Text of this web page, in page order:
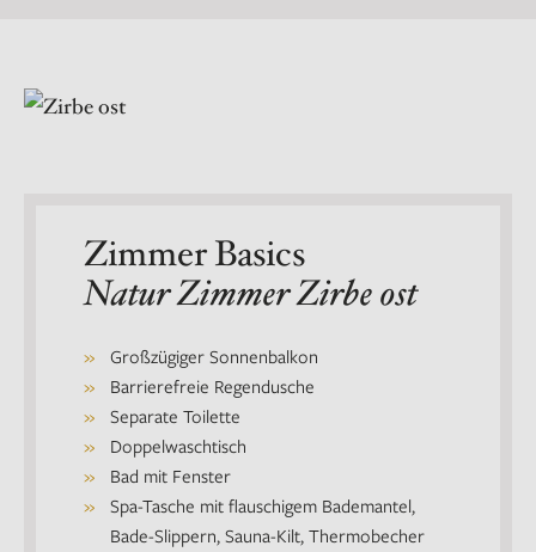
Zimmer Basics
Natur Zimmer Zirbe ost
Großzügiger Sonnenbalkon
Barrierefreie Regendusche
Separate Toilette
Doppelwaschtisch
Bad mit Fenster
Spa-Tasche mit flauschigem Bademantel,
Bade-Slippern, Sauna-Kilt, Thermobecher